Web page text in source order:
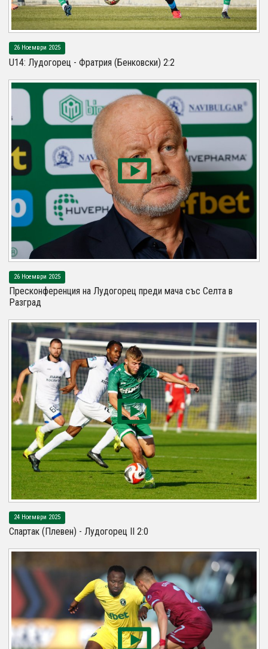
26 Ноември 2025
U14: Лудогорец - Фратрия (Бенковски) 2:2
26 Ноември 2025
Пресконференция на Лудогорец преди мача със Селта в
Разград
24 Ноември 2025
Спартак (Плевен) - Лудогорец II 2:0